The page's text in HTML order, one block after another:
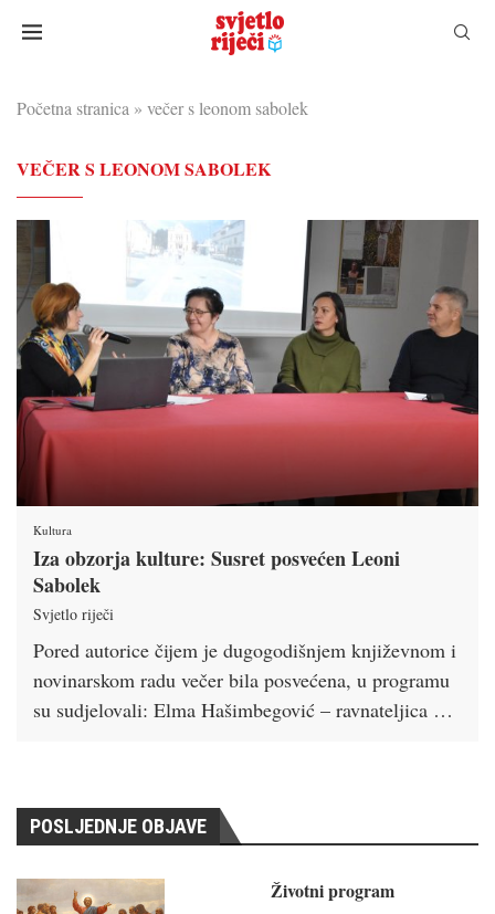
Početna stranica » večer s leonom sabolek
VEČER S LEONOM SABOLEK
Kultura
Iza obzorja kulture: Susret posvećen Leoni
Sabolek
Svjetlo riječi
Pored autorice čijem je dugogodišnjem književnom i
novinarskom radu večer bila posvećena, u programu
su sudjelovali: Elma Hašimbegović – ravnateljica …
POSLJEDNJE OBJAVE
Životni program